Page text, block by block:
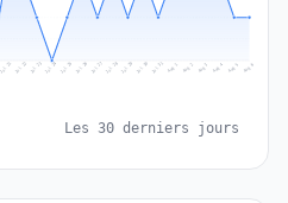
Jul 21 Jul 22 Jul 23 Jul 24 Jul 25 Jul 26 Jul 27 Jul 28 Jul 29 Jul 30 Jul 31 Aug 1 Aug 2 Aug 3 Aug 4 Aug 5 Aug 6
Les 30 derniers jours